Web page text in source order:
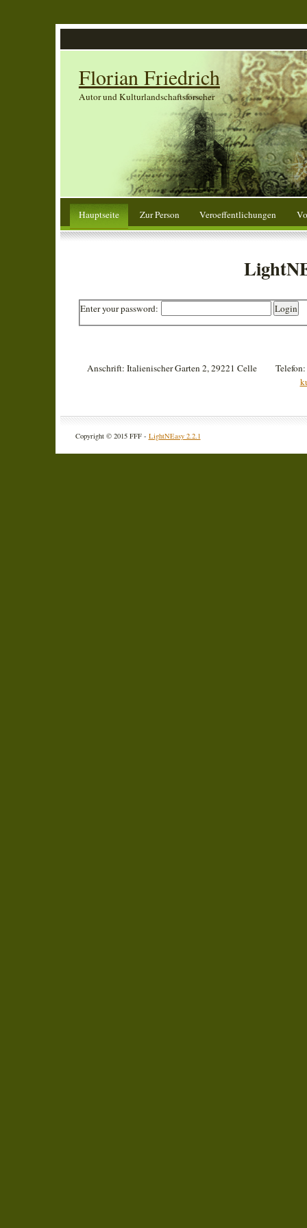
Florian Friedrich
Autor und Kulturlandschaftsforscher
Hauptseite Zur Person Veroeffentlichungen
Enter your password:
Anschrift: Italienischer Garten 2, 29221 Celle
Copyright © 2015 FFF - LightNEasy 2.2.1